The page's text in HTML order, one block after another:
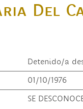
Del
Detenido/a
01/10/1976
SE